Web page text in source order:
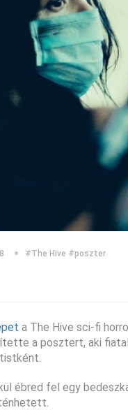
#The Hive #poszter
a The Hive sci-fi
a posztert, aki
ébred fel egy